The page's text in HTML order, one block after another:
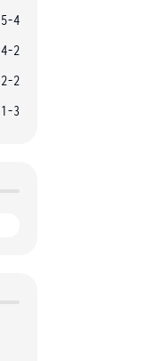
5-4
4-2
2-2
1-3